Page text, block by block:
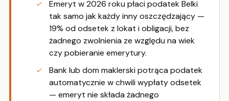
Emeryt w 2026 roku płaci podatek Belki
tak samo jak każdy inny oszczędzający —
19% od odsetek z lokat i obligacji, bez
żadnego zwolnienia ze względu na wiek
czy pobieranie emerytury.
Bank lub dom maklerski potrąca podatek
automatycznie w chwili wypłaty odsetek
— emeryt nie składa żadnego